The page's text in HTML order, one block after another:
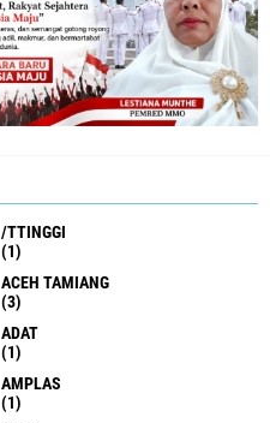
/TTINGGI
(1)
ACEH TAMIANG
(3)
ADAT
(1)
AMPLAS
(1)